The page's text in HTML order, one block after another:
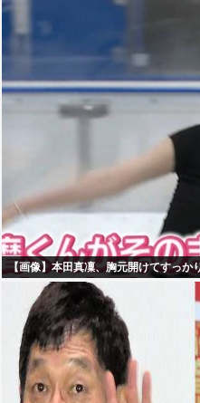
【画像】本田真凜、胸元開けてすっか